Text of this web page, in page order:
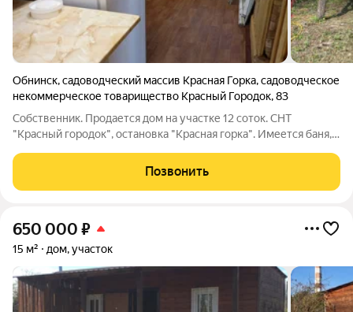
Обнинск,садоводческий массив Красная Горка,садоводческое
некоммерческое товарищество Красный Городок,83
Собственник. Продается дом на участке 12 соток. СНТ
"Красный городок", остановка "Красная горка". Имеется баня,
гараж, забор. Дом отапливается кирпичной печкой. Фундамент
ленточный. Рядом лес,
Позвонить
650 000 ₽
15 м² дом, участок